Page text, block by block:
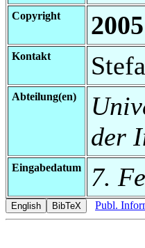
Copyright
Kontakt
Abteilung(en)
der
Eingabedatum 7.
Publ.